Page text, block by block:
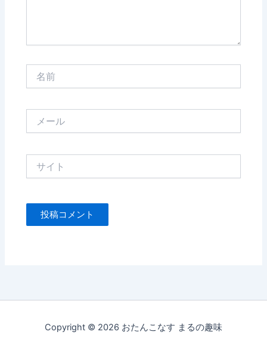
Copyright © 2026 おたんこなす まるの趣味